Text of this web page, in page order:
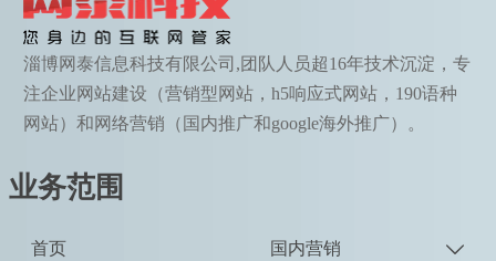
淄博网泰信息科技有限公司,团队人员超16年技术沉淀，专
注企业网站建设（营销型网站，h5响应式网站，190语种
网站）和网络营销（国内推广和google海外推广）。
业务范围
首页 国内营销 